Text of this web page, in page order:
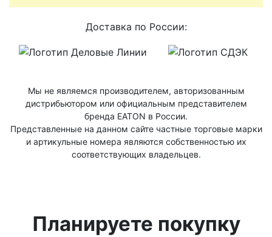
Доставка по России:
Мы не являемся производителем, авторизованным
дистрибьютором или официальным представителем
бренда ЕАТОN в России.
Представленные на данном сайте частные торговые марки
и артикульные номера являются собственностью их
соответствующих владельцев.
Планируете покупку